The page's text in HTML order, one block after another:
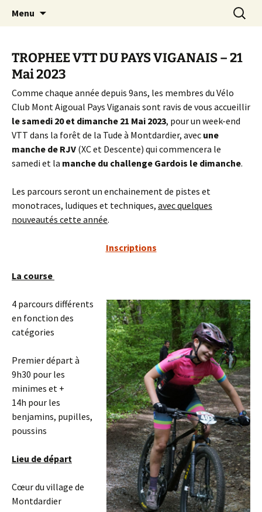
Challenge Gardois VTT
Le site pour tout savoir sur le Challenge VTT
du Gard
Menu
TROPHEE VTT DU PAYS VIGANAIS – 21
Mai 2023
Comme chaque année depuis 9ans, les membres du Vélo
Club Mont Aigoual Pays Viganais sont ravis de vous accueillir
le samedi 20 et dimanche 21 Mai 2023, pour un week-end
VTT dans la forêt de la Tude à Montdardier, avec une
manche de RJV (XC et Descente) qui commencera le
samedi et la manche du challenge Gardois le dimanche.
Les parcours seront un enchainement de pistes et
monotraces, ludiques et techniques, avec quelques
nouveautés cette année.
Inscriptions
La course
4 parcours différents
en fonction des
catégories
Premier départ à
9h30 pour les
minimes et +
14h pour les
benjamins, pupilles,
poussins
Lieu de départ
Cœur du village de
Montdardier